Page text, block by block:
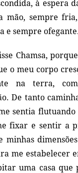
à espera
mão, sempre
e sempre
Chamsa,
o meu corpo
na terra,
De tanto
sentia flutuando
fixar e sentir a
minhas
me estabelecer
uma casa que